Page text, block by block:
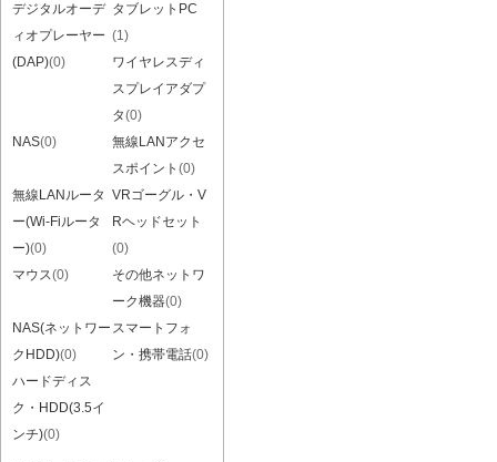
デジタルオーデ
ィオプレーヤー
(DAP)(0)
タブレットPC
(1)
ワイヤレスディ
スプレイアダプ
タ(0)
NAS(0)
無線LANアクセ
スポイント (0)
無線LANルータ
ー(Wi-Fiルータ
ー)(0)
VRゴーグル・V
Rヘッドセット
(0)
マウス(0)
その他ネットワ
ーク機器(0)
NAS(ネットワー
クHDD)(0)
スマートフォ
ン・携帯電話(0)
ハードディス
ク・HDD(3.5イ
ンチ)(0)